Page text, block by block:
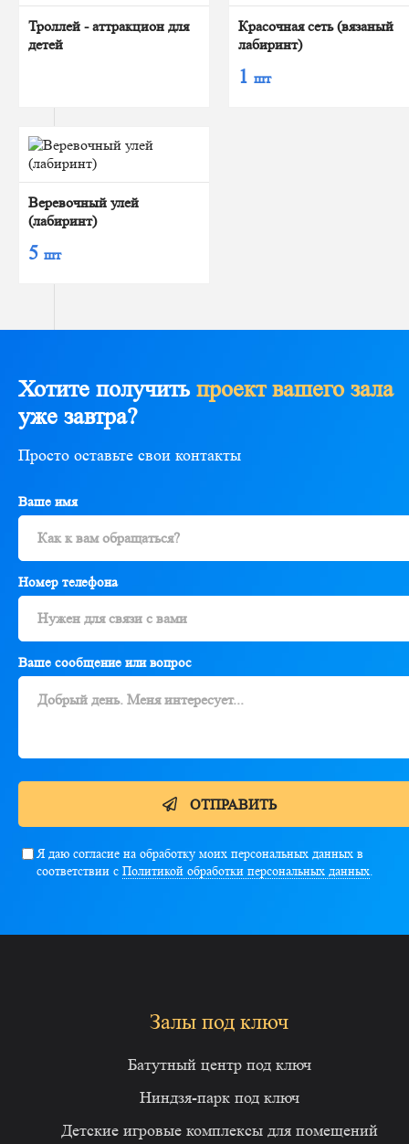
Троллей - аттракцион для
детей
Красочная сеть (вязаный
лабиринт)
1 шт
Веревочный улей
(лабиринт)
5 шт
Хотите получить проект вашего зала
уже завтра?
Просто оставьте свои контакты
Ваше имя
Номер телефона
Ваше сообщение или вопрос
Я даю согласие на обработку моих персональных данных в
соответствии с Политикой обработки персональных данных
ОТПРАВИТЬ
Залы под ключ
Батутный центр под ключ
Ниндзя-парк под ключ
Детские игровые комплексы для помещений